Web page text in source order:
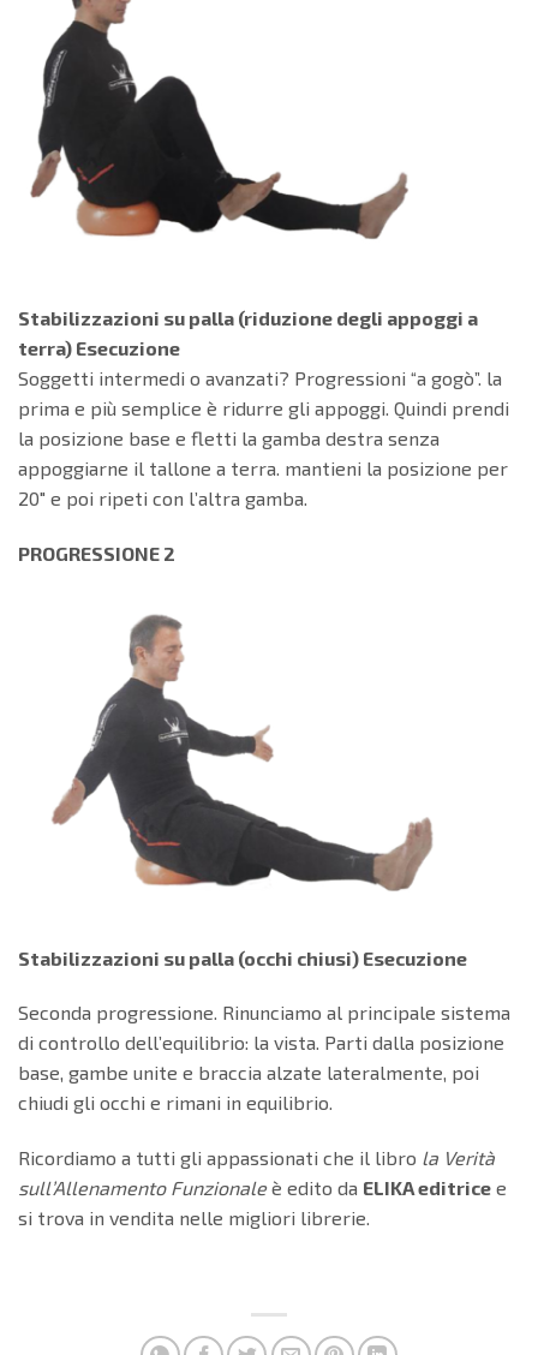
Stabilizzazioni su palla (riduzione degli appoggi a
terra) Esecuzione
Soggetti intermedi o avanzati? Progressioni “a gogò”. la
prima e più semplice è ridurre gli appoggi. Quindi prendi
la posizione base e fletti la gamba destra senza
appoggiarne il tallone a terra. mantieni la posizione per
20″ e poi ripeti con l’altra gamba.
PROGRESSIONE 2
Stabilizzazioni su palla (occhi chiusi) Esecuzione
Seconda progressione. Rinunciamo al principale sistema
di controllo dell’equilibrio: la vista. Parti dalla posizione
base, gambe unite e braccia alzate lateralmente, poi
chiudi gli occhi e rimani in equilibrio.
Ricordiamo a tutti gli appassionati che il libro la Verità
sull’Allenamento Funzionaleè edito da ELIKA editrice e
si trova in vendita nelle migliori librerie.